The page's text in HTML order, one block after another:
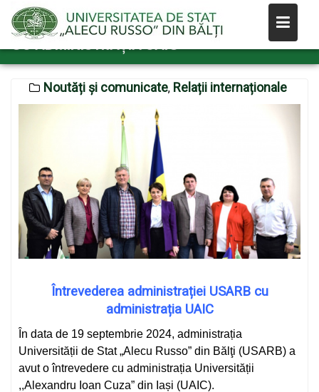
content
ÎNTREVEDEREA ADMINISTRAȚIEI USARB
CU ADMINISTRAȚIA UAIC
Noutăți și comunicate, Relații internaționale
Întrevederea administrației USARB cu
administrația UAIC
În data de 19 septembrie 2024, administrația
Universității de Stat „Alecu Russo” din Bălţi (USARB) a
avut o întrevedere cu administrația Universității
,,Alexandru Ioan Cuza” din Iași (UAIC).